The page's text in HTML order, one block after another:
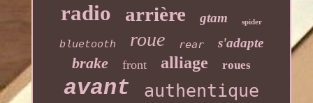
radio arrière gtam spider
bluetooth roue rear s'adapte
brake front alliage roues
avant authentique